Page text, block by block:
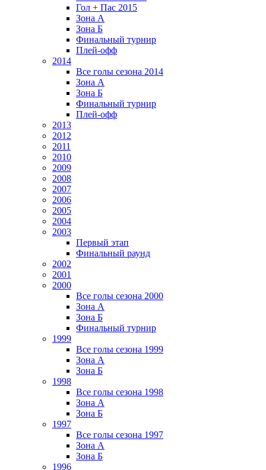
Гол + Пас 2015
Зона А
Зона Б
Финальный турнир
Плей-офф
2014
Все голы сезона 2014
Зона А
Зона Б
Финальный турнир
Плей-офф
2013
2012
2011
2010
2009
2008
2007
2006
2005
2004
2003
Первый этап
Финальный раунд
2002
2001
2000
Все голы сезона 2000
Зона А
Зона Б
Финальный турнир
1999
Все голы сезона 1999
Зона А
Зона Б
1998
Все голы сезона 1998
Зона А
Зона Б
1997
Все голы сезона 1997
Зона А
Зона Б
1996